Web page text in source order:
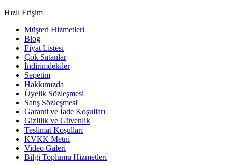
Hızlı Erişim
Müşteri Hizmetleri
Blog
Fiyat Listesi
Çok Satanlar
İndirimdekiler
Sepetim
Hakkımızda
Üyelik Sözleşmesi
Satış Sözleşmesi
Garanti ve İade Koşulları
Gizlilik ve Güvenlik
Teslimat Koşulları
KVKK Metni
Video Galeri
Bilgi Toplumu Hizmetleri